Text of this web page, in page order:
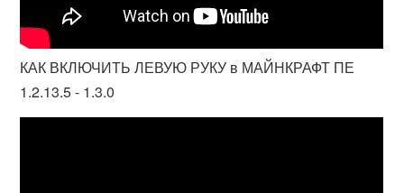
КАК ВКЛЮЧИТЬ ЛЕВУЮ РУКУ в МАЙНКРАФТ ПЕ
1.2.13.5 - 1.3.0